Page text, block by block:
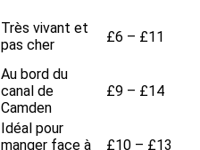
Très vivant et
pas cher
£6 – £11
Au bord du
canal de
Camden
£9 – £14
Idéal pour
manger face à
£10 – £13